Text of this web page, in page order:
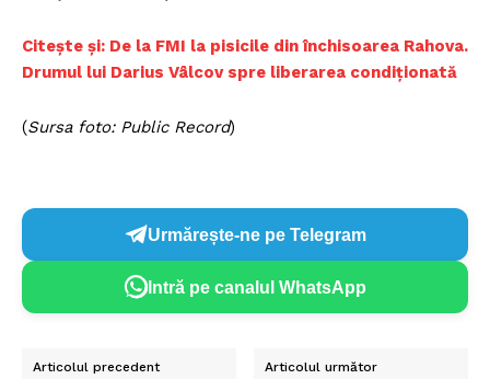
Citește și: De la FMI la pisicile din închisoarea Rahova.
Drumul lui Darius Vâlcov spre liberarea condiționată
(Sursa foto: Public Record)
Urmărește-ne pe Telegram
Intră pe canalul WhatsApp
Articolul precedent Articolul următor